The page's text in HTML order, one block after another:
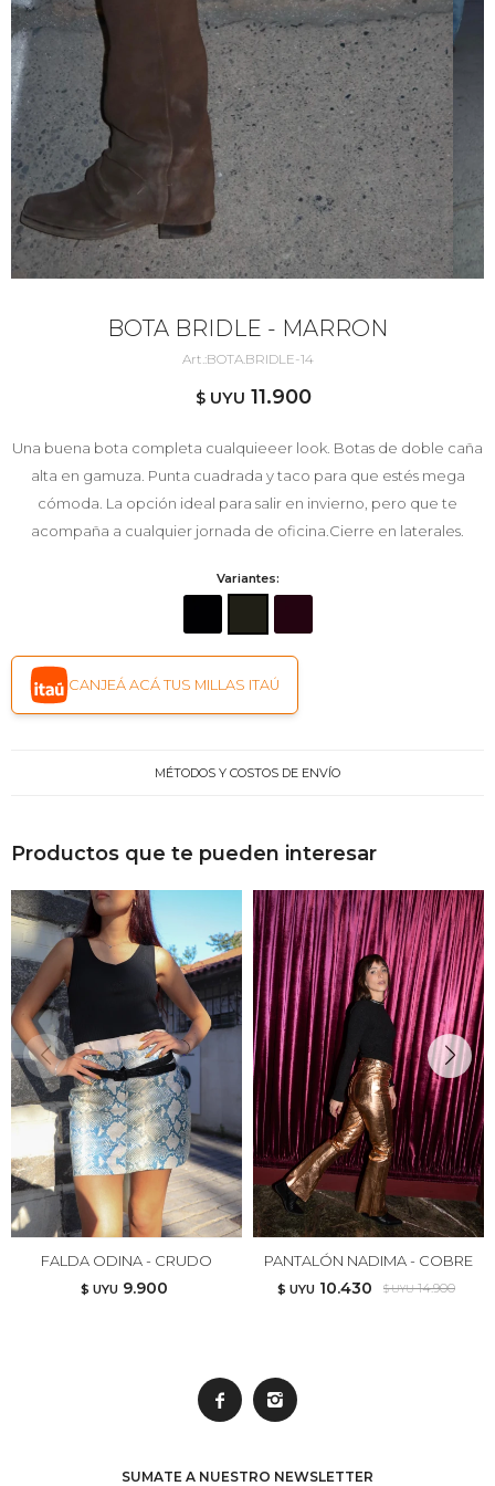
BOTA BRIDLE - MARRON
BOTA.BRIDLE-14
$ UYU 11.900
Una buena bota completa cualquieeer look. Botas de doble caña
alta en gamuza. Punta cuadrada y taco para que estés mega
cómoda. La opción ideal para salir en invierno, pero que te
acompaña a cualquier jornada de oficina.Cierre en laterales.
Variantes:
CANJEÁ ACÁ TUS MILLAS ITAÚ
MÉTODOS Y COSTOS DE ENVÍO
Productos que te pueden interesar
FALDA ODINA - CRUDO
$ UYU 9.900
PANTALÓN NADIMA - COBRE
$ UYU 10.430 $ UYU 14.900
 
SUMATE A NUESTRO NEWSLETTER